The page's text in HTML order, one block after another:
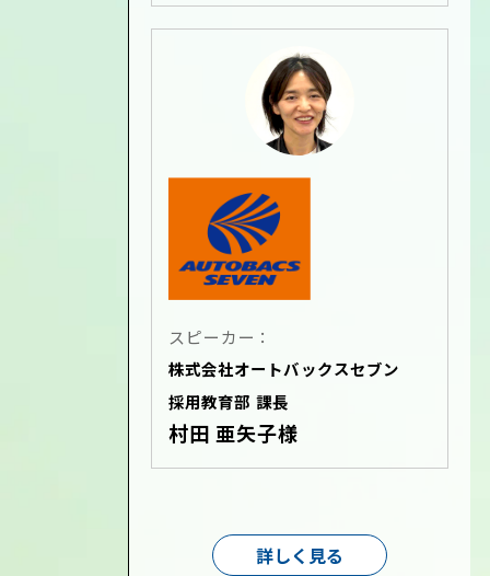
スピーカー：
株式会社オートバックスセブン
採用教育部 課長
村田 亜矢子様
詳しく見る